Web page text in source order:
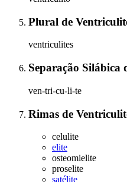
Plural de
ventriculites
Separação Silábica
ven-tri-cu-li-te
Rimas de
celulite
elite
osteomielite
proselite
satélite